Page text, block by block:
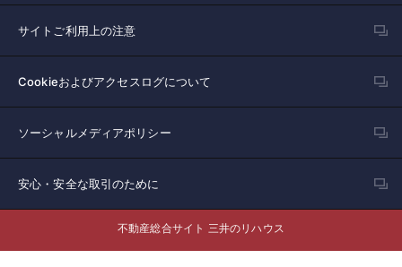
サイトご利用上の注意
Cookieおよびアクセスログについて
ソーシャルメディアポリシー
安心・安全な取引のために
不動産総合サイト 三井のリハウス